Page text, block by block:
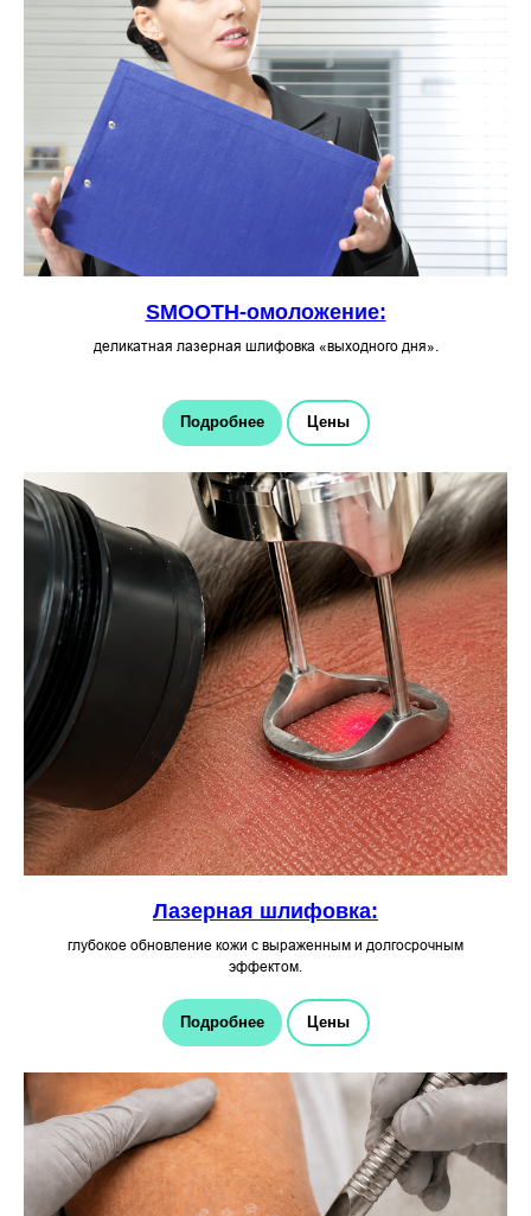
SMOOTH-омоложение:
деликатная лазерная шлифовка «выходного дня».
Подробнее Цены
Лазерная шлифовка:
глубокое обновление кожи с выраженным и долгосрочным
эффектом.
Подробнее Цены